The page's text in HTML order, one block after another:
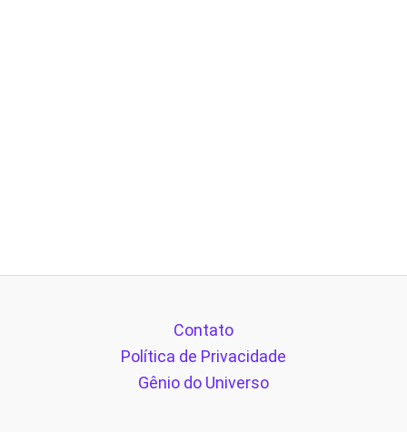
Contato
Política de Privacidade
Gênio do Universo